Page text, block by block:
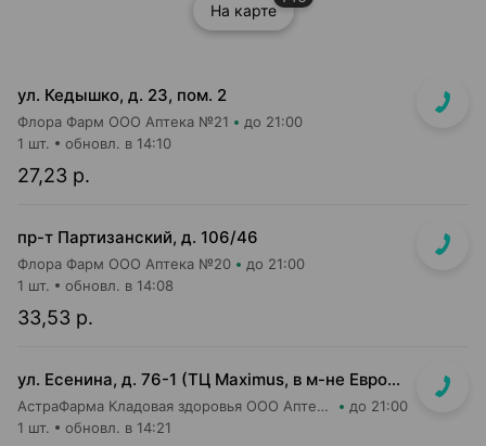
На карте
ул. Кедышко, д. 23, пом. 2
Флора Фарм ООО Аптека №21 до 21:00
27,23 р.
1 шт. обновл. в 14:10
пр-т Партизанский, д. 106/46
Флора Фарм ООО Аптека №20 до 21:00
33,53 р.
1 шт. обновл. в 14:08
ул. Есенина, д. 76-1 (ТЦ Maximus, в м-не Евроопт Super)
АстраФарма Кладовая здоровья ООО Аптека №9 до 21:00
1 шт. обновл. в 14:21